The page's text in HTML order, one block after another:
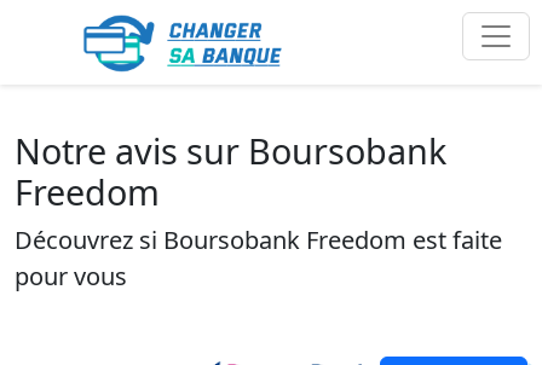
Notre avis sur Boursobank
Freedom
Découvrez si Boursobank Freedom est faite
pour vous